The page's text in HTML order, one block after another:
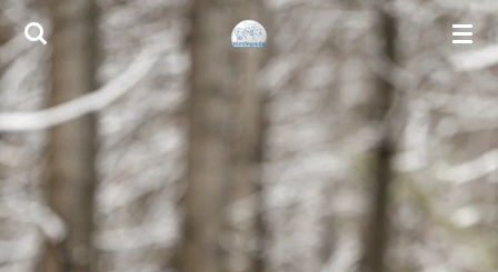
Zum
Hauptinhalt
springen